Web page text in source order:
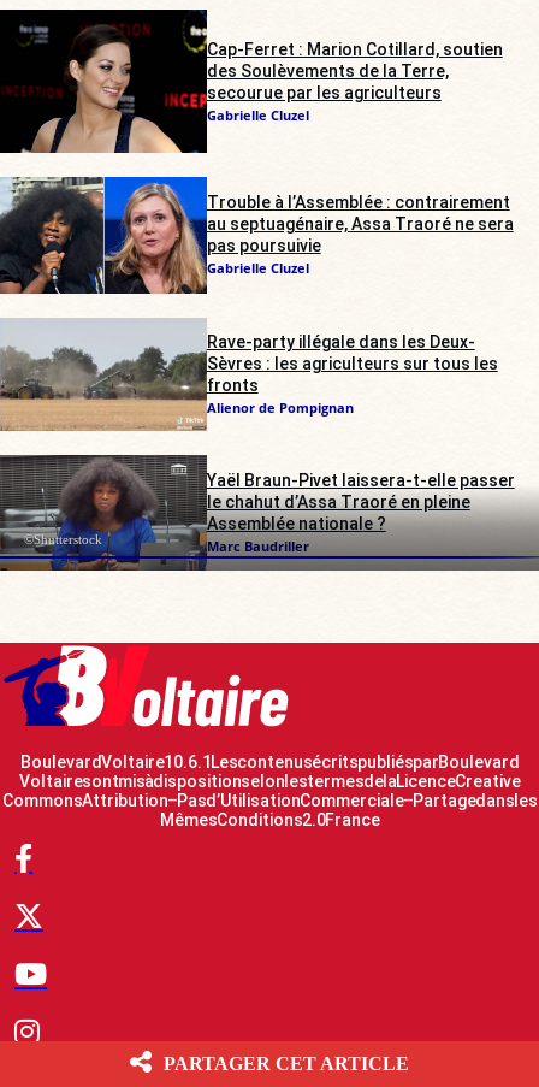
©Shutterstock
Cap-Ferret : Marion Cotillard, soutien
des Soulèvements de la Terre,
secourue par les agriculteurs
Gabrielle Cluzel
Trouble à l’Assemblée : contrairement
au septuagénaire, Assa Traoré ne sera
pas poursuivie
Gabrielle Cluzel
Rave-party illégale dans les Deux-
Sèvres : les agriculteurs sur tous les
fronts
Alienor de Pompignan
Yaël Braun-Pivet laissera-t-elle passer
le chahut d’Assa Traoré en pleine
Assemblée nationale ?
Marc Baudriller
Boulevard Voltaire 10.6.1 Les contenus écrits publiés par Boulevard
Voltaire sont mis à disposition selon les termes de la Licence Creative
Commons Attribution – Pas d’Utilisation Commerciale – Partage dans les
Mêmes Conditions 2.0 France
PARTAGER CET ARTICLE